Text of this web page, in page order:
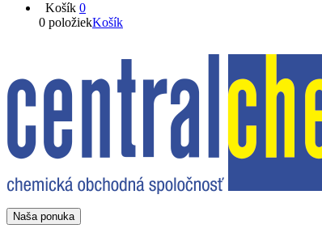
Košík 0
0 položiekKošík
Naša ponuka